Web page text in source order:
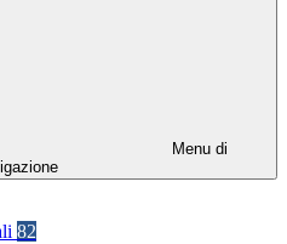
Menu di
82